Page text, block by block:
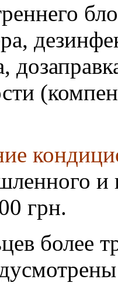
и
грн.
более